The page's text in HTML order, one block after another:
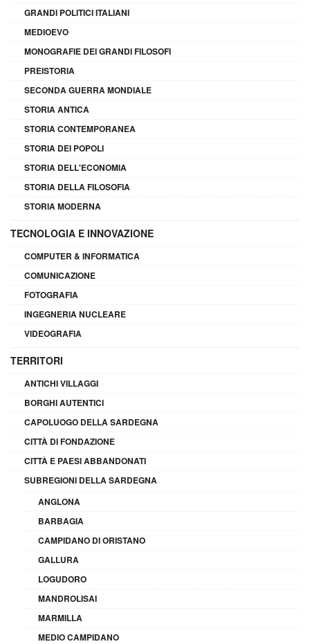
GRANDI POLITICI ITALIANI
MEDIOEVO
MONOGRAFIE DEI GRANDI FILOSOFI
PREISTORIA
SECONDA GUERRA MONDIALE
STORIA ANTICA
STORIA CONTEMPORANEA
STORIA DEI POPOLI
STORIA DELL'ECONOMIA
STORIA DELLA FILOSOFIA
STORIA MODERNA
TECNOLOGIA E INNOVAZIONE
COMPUTER & INFORMATICA
COMUNICAZIONE
FOTOGRAFIA
INGEGNERIA NUCLEARE
VIDEOGRAFIA
TERRITORI
ANTICHI VILLAGGI
BORGHI AUTENTICI
CAPOLUOGO DELLA SARDEGNA
CITTÀ DI FONDAZIONE
CITTÀ E PAESI ABBANDONATI
SUBREGIONI DELLA SARDEGNA
ANGLONA
BARBAGIA
CAMPIDANO DI ORISTANO
GALLURA
LOGUDORO
MANDROLISAI
MARMILLA
MEDIO CAMPIDANO